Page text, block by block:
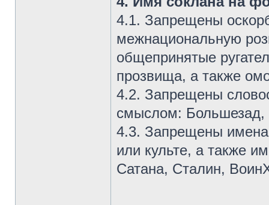
4.1. Запрещены
межнациональную
общепринятые
прозвища, а также
4.2. Запрещены
смыслом: Большезад,
4.3. Запрещены имена
или культе, а также
Сатана, Сталин,